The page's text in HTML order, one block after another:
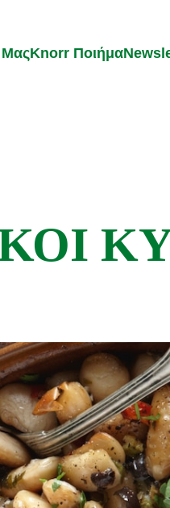
Knorr Ποιήμα